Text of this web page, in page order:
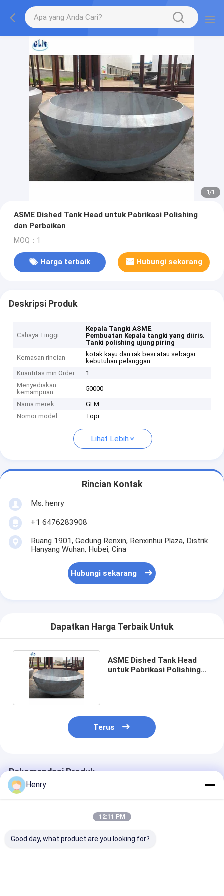
1/1
ASME Dished Tank Head untuk Pabrikasi Polishing
dan Perbaikan
MOQ：1
Harga terbaik Hubungi sekarang
Deskripsi Produk
Cahaya Tinggi
Kepala Tangki ASME,
Pembuatan Kepala tangki yang diiris,
Tanki polishing ujung piring
Kemasan rincian
kotak kayu dan rak besi atau sebagai
kebutuhan pelanggan
Kuantitas min Order
1
Menyediakan
kemampuan
50000
Nama merek
GLM
Nomor model
Topi
Lihat Lebih
Rincian Kontak
Ms. henry
+1 6476283908
Ruang 1901, Gedung Renxin, Renxinhui Plaza, Distrik
Hanyang Wuhan, Hubei, Cina
Hubungi sekarang
Dapatkan Harga Terbaik Untuk
ASME Dished Tank Head
untuk Pabrikasi Polishing
Terus
Rekomendasi Produk
Henry
12:11 PM
Good day, what product are you looking for?